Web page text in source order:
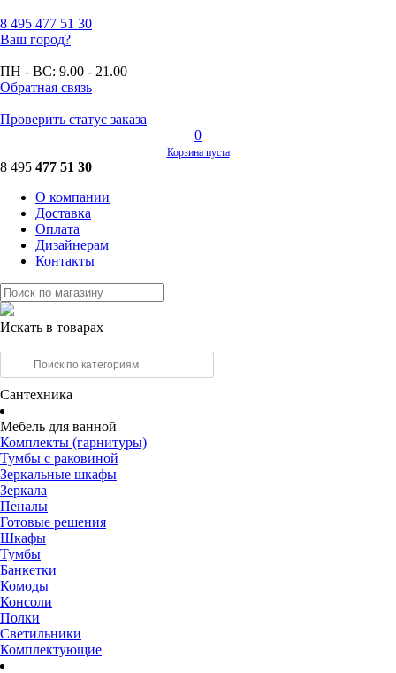
8 495 477 51 30
Ваш город?
ПН - ВС: 9.00 - 21.00
Обратная связь
Проверить статус заказа
0
Корзина пуста
8 495 477 51 30
О компании
Доставка
Оплата
Дизайнерам
Контакты
Искать в товарах
Сантехника
Мебель для ванной
Комплекты (гарнитуры)
Тумбы с раковиной
Зеркальные шкафы
Зеркала
Пеналы
Готовые решения
Шкафы
Тумбы
Банкетки
Комоды
Консоли
Полки
Светильники
Комплектующие